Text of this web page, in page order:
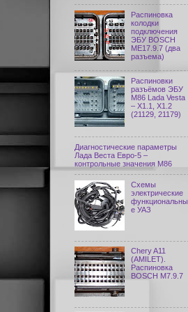
Распиновка
колодки
подключения
ЭБУ BOSCH
ME17.9.7 (два
разъема)
Распиновки
разъёмов ЭБУ
M86 Lada Vesta
– X1.1, X1.2
(21129, 21179)
Диагностические параметры
Лада Веста Евро-5 –
контрольные значения М86
Схемы
электрические
функциональны
е УАЗ
Chery A11
(AMILET).
Распиновка
BOSCH M7.9.7